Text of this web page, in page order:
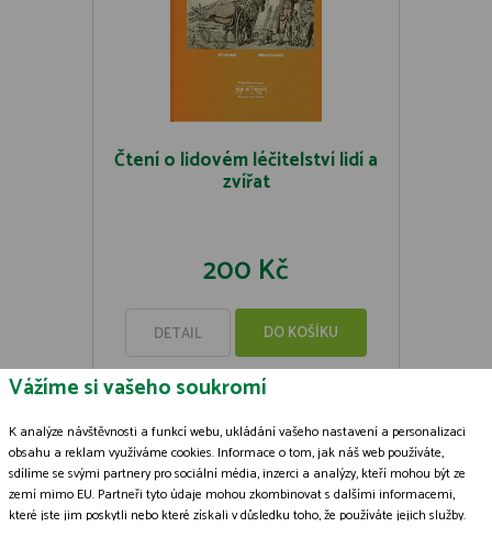
Čtení o lidovém léčitelství lidí a
zvířat
200 Kč
DETAIL DO KOŠÍKU
© 2009-2026 ČSOP Vlašim,všechna práva vyhrazena
Zásady zpracování souborů cookies
Vážíme si vašeho soukromí
K analýze návštěvnosti a funkcí webu, ukládání vašeho nastavení a personalizaci
obsahu a reklam využíváme cookies. Informace o tom, jak náš web používáte,
sdílíme se svými partnery pro sociální média, inzerci a analýzy, kteří mohou být ze
zemí mimo EU. Partneři tyto údaje mohou zkombinovat s dalšími informacemi,
které jste jim poskytli nebo které získali v důsledku toho, že používáte jejich služby.